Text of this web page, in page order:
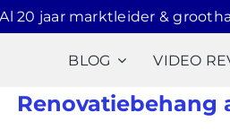
Al 20 jaar marktleider &
BLOG VIDEO
Renovatiebehang